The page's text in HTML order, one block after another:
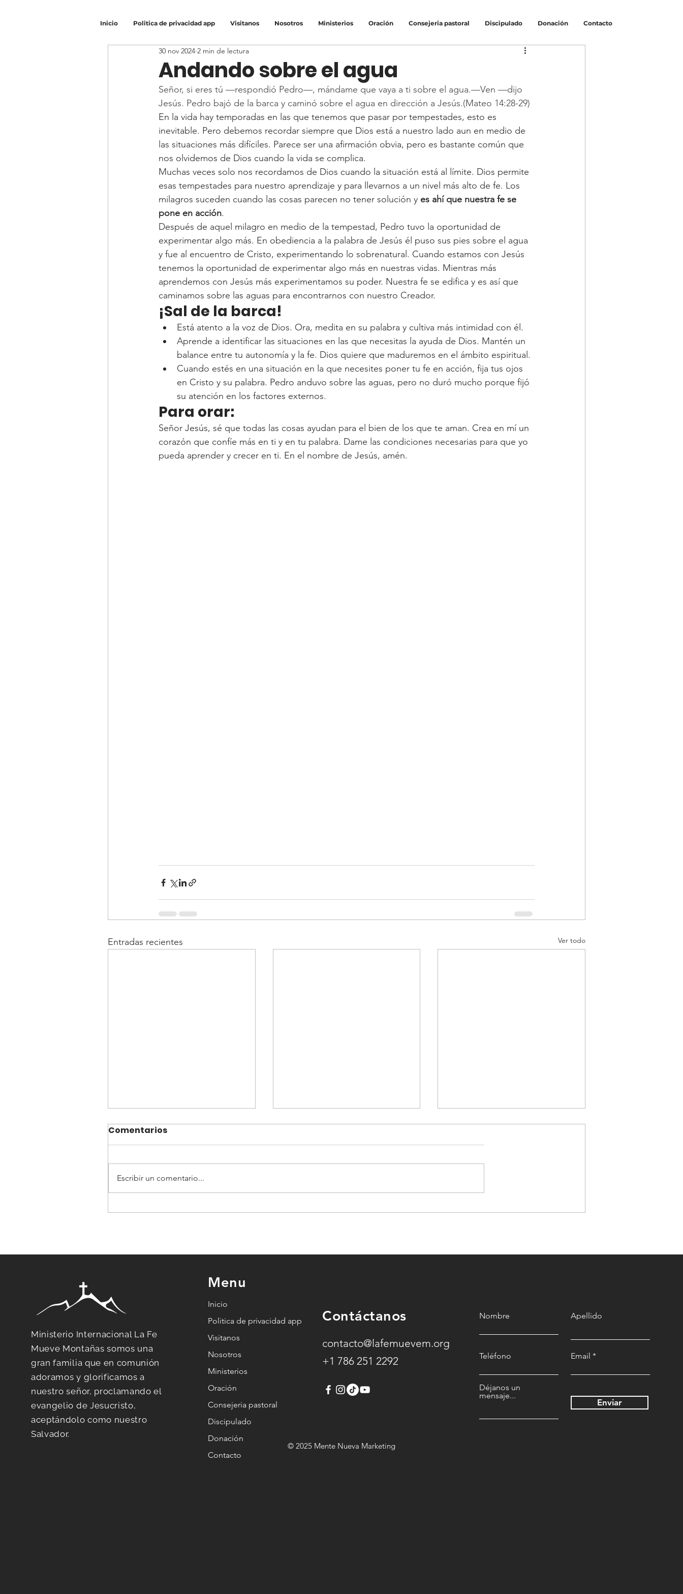
Inicio Politica de privacidad app Visitanos Nosotros Ministerios Oración Consejeria pastoral Discipulado Donación Contacto
Andando sobre el agua
30 nov 2024 2 min de lectura
Señor, si eres tú —respondió Pedro—, mándame que vaya a ti sobre el agua.—Ven —dijo
Jesús. Pedro bajó de la barca y caminó sobre el agua en dirección a Jesús.(Mateo 14:28-29)
En la vida hay temporadas en las que tenemos que pasar por tempestades, esto es
inevitable. Pero debemos recordar siempre que Dios está a nuestro lado aun en medio de
las situaciones más difíciles. Parece ser una afirmación obvia, pero es bastante común que
nos olvidemos de Dios cuando la vida se complica.
Muchas veces solo nos recordamos de Dios cuando la situación está al límite. Dios permite
esas tempestades para nuestro aprendizaje y para llevarnos a un nivel más alto de fe. Los
milagros suceden cuando las cosas parecen no tener solución y es ahí que nuestra fe se
pone en acción.
Después de aquel milagro en medio de la tempestad, Pedro tuvo la oportunidad de
experimentar algo más. En obediencia a la palabra de Jesús él puso sus pies sobre el agua
y fue al encuentro de Cristo, experimentando lo sobrenatural. Cuando estamos con Jesús
tenemos la oportunidad de experimentar algo más en nuestras vidas. Mientras más
aprendemos con Jesús más experimentamos su poder. Nuestra fe se edifica y es así que
caminamos sobre las aguas para encontrarnos con nuestro Creador.
¡Sal de la barca!
Está atento a la voz de Dios. Ora, medita en su palabra y cultiva más intimidad con él.
Aprende a identificar las situaciones en las que necesitas la ayuda de Dios. Mantén un
balance entre tu autonomía y la fe. Dios quiere que maduremos en el ámbito espiritual.
Cuando estés en una situación en la que necesites poner tu fe en acción, fija tus ojos
en Cristo y su palabra. Pedro anduvo sobre las aguas, pero no duró mucho porque fijó
su atención en los factores externos.
Para orar:
Señor Jesús, sé que todas las cosas ayudan para el bien de los que te aman. Crea en mí un
corazón que confíe más en ti y en tu palabra. Dame las condiciones necesarias para que yo
pueda aprender y crecer en ti. En el nombre de Jesús, amén.
Entradas recientes Ver todo
Cuando Todo Se
Esto es lo que pasa en tu
El descanso en Dios trae
Comentarios
Escribir un comentario...
Ministerio Internacional La Fe
Mueve Montañas somos una
gran familia que en comunión
adoramos y glorificamos a
nuestro señor, proclamando el
evangelio de Jesucristo,
aceptándolo como nuestro
Salvador.
Menu
Inicio
Politica de privacidad app
Visitanos
Nosotros
Ministerios
Oración
Consejeria pastoral
Discipulado
Donación
Contacto
Contáctanos
contacto@lafemuevem.org
+1 786 251 2292
Nombre Apellido
Teléfono Email
Déjanos un
mensaje...
Enviar
© 2025 Mente Nueva Marketing